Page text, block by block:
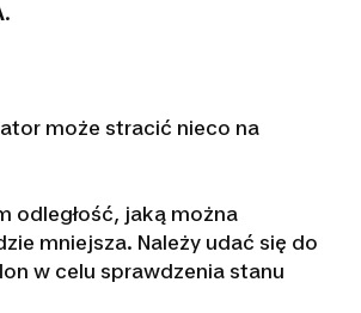
.
może stracić nieco na
odległość, jaką można
mniejsza. Należy udać się do
w celu sprawdzenia stanu